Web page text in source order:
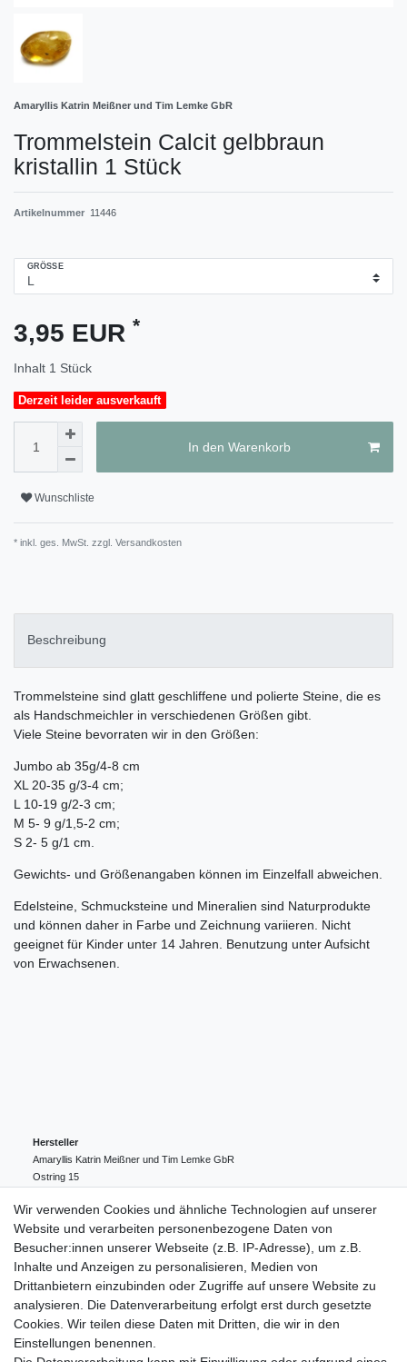
Amaryllis Katrin Meißner und Tim Lemke GbR
Trommelstein Calcit gelbbraun
kristallin 1 Stück
Artikelnummer 11446
GRÖSSE
3,95 EUR *
Inhalt 1 Stück
Derzeit leider ausverkauft
In den Warenkorb
Wunschliste
* inkl. ges. MwSt. zzgl. Versandkosten
Beschreibung
Trommelsteine sind glatt geschliffene und polierte Steine, die es
als Handschmeichler in verschiedenen Größen gibt.
Viele Steine bevorraten wir in den Größen:
Jumbo ab 35g/4-8 cm
XL 20-35 g/3-4 cm;
L 10-19 g/2-3 cm;
M 5- 9 g/1,5-2 cm;
S 2- 5 g/1 cm.
Gewichts- und Größenangaben können im Einzelfall abweichen.
Edelsteine, Schmucksteine und Mineralien sind Naturprodukte
und können daher in Farbe und Zeichnung variieren. Nicht
geeignet für Kinder unter 14 Jahren. Benutzung unter Aufsicht
von Erwachsenen.
Hersteller
Amaryllis Katrin Meißner und Tim Lemke GbR
Ostring 15
004943548099856
amaryllis-eckernfoerde@t-online.de
EU-Verantwortlicher
Amaryllis Katrin Meißner und Tim Lemke GbR
Ostring
15
004943548099856
amaryllis-eckernfoerde@t-online.de
Wir verwenden Cookies und ähnliche Technologien auf unserer
Website und verarbeiten personenbezogene Daten von
Besucher:innen unserer Webseite (z.B. IP-Adresse), um z.B.
Inhalte und Anzeigen zu personalisieren, Medien von
Drittanbietern einzubinden oder Zugriffe auf unsere Website zu
analysieren. Die Datenverarbeitung erfolgt erst durch gesetzte
Cookies. Wir teilen diese Daten mit Dritten, die wir in den
Einstellungen benennen.